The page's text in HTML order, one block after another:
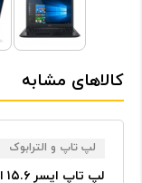
کالاهای مشابه
لپ تاپ و الترابوک